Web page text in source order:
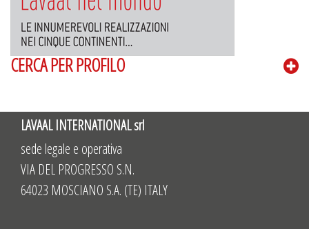
CERCA PER PROFILO
LAVAAL INTERNATIONAL srl
sede legale e operativa
VIA DEL PROGRESSO S.N.
64023 MOSCIANO S.A. (TE) ITALY